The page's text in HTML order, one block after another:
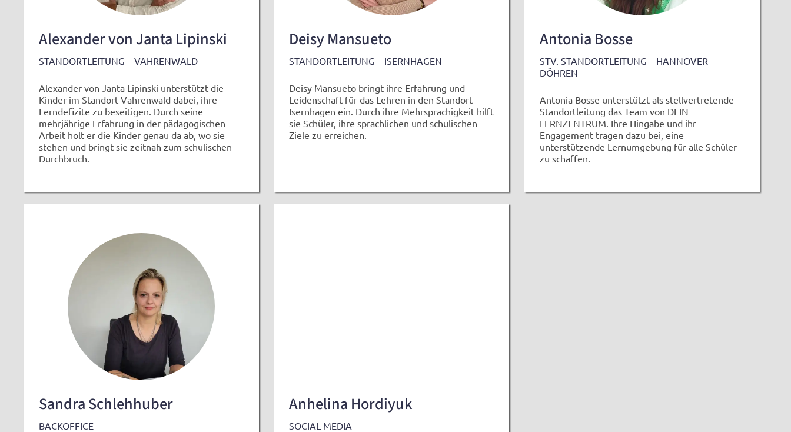
Alexander von Janta Lipinski
STANDORTLEITUNG – VAHRENWALD
Alexander von Janta Lipinski unterstützt die
Kinder im Standort Vahrenwald dabei, ihre
Lerndefizite zu beseitigen. Durch seine
mehrjährige Erfahrung in der pädagogischen
Arbeit holt er die Kinder genau da ab, wo sie
stehen und bringt sie zeitnah zum schulischen
Durchbruch.
Deisy Mansueto
STANDORTLEITUNG – ISERNHAGEN
Deisy Mansueto bringt ihre Erfahrung und
Leidenschaft für das Lehren in den Standort
Isernhagen ein. Durch ihre Mehrsprachigkeit hilft
sie Schüler, ihre sprachlichen und schulischen
Ziele zu erreichen.
Antonia Bosse
STV. STANDORTLEITUNG – HANNOVER
DÖHREN
Antonia Bosse unterstützt als stellvertretende
Standortleitung das Team von DEIN
LERNZENTRUM. Ihre Hingabe und ihr
Engagement tragen dazu bei, eine
unterstützende Lernumgebung für alle Schüler
zu schaffen.
Sandra Schlehhuber
BACKOFFICE
Anhelina Hordiyuk
SOCIAL MEDIA